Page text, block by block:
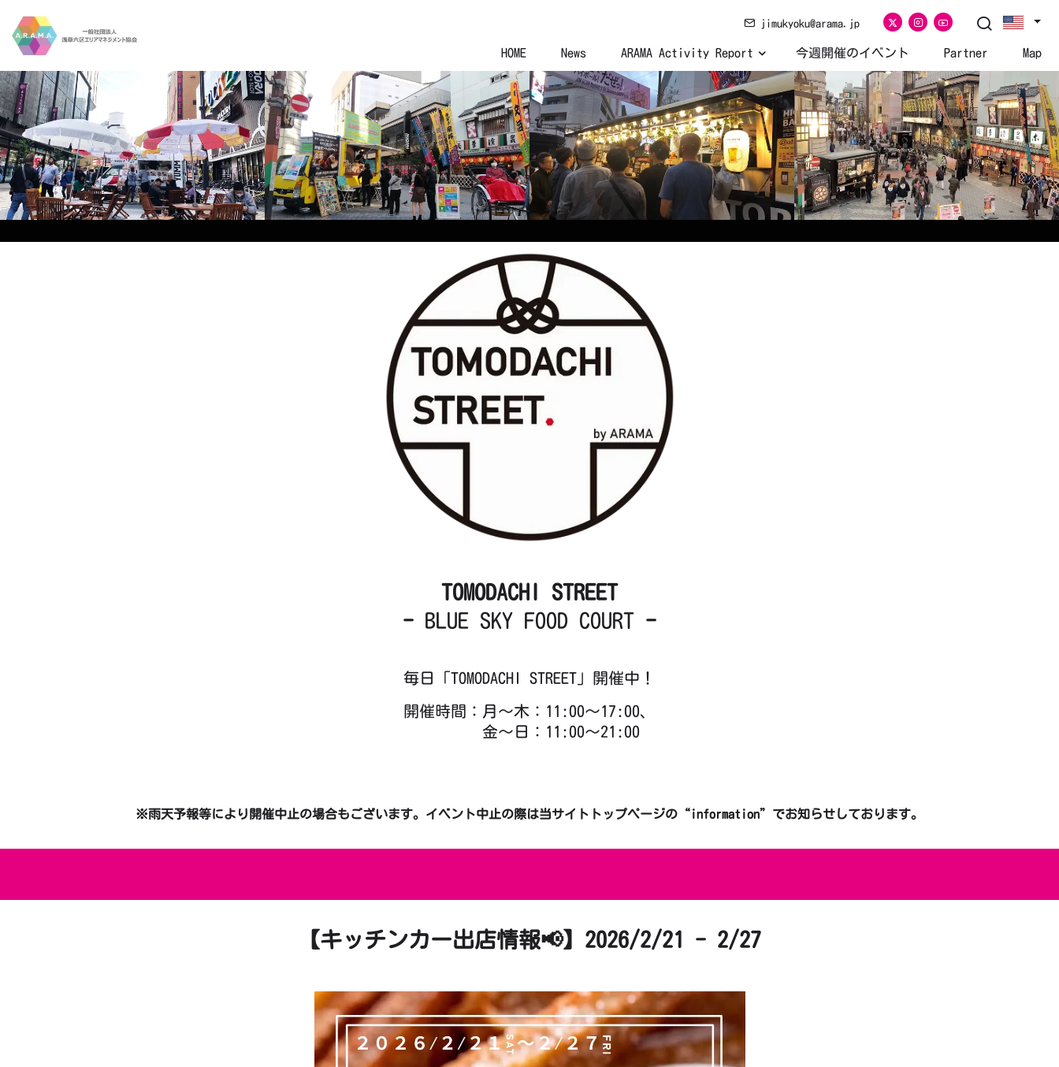
jimukyoku@arama.jp
HOME News ARAMA Activity Report 今週開催のイベント Partner Map
TOMODACHI STREET
- BLUE SKY FOOD COURT -
毎日「TOMODACHI STREET」開催中！
開催時間：月～木：11:00～17:00、
金～日：11:00～21:00
※雨天予報等により開催中止の場合もございます。イベント中止の際は当サイトトップページの“information”でお知らせしております。
【キッチンカー出店情報📢】2026/2/21 - 2/27